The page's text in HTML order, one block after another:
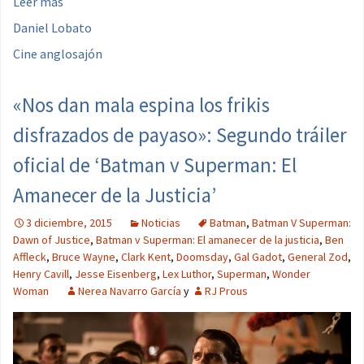
Daniel Lobato
Cine anglosajón
«Nos dan mala espina los frikis
disfrazados de payaso»: Segundo tráiler
oficial de ‘Batman v Superman: El
Amanecer de la Justicia’
3 diciembre, 2015 Noticias Batman, Batman V Superman:
Dawn of Justice, Batman v Superman: El amanecer de la justicia, Ben
Affleck, Bruce Wayne, Clark Kent, Doomsday, Gal Gadot, General Zod,
Henry Cavill, Jesse Eisenberg, Lex Luthor, Superman, Wonder
Woman
Nerea Navarro García y RJ Prous